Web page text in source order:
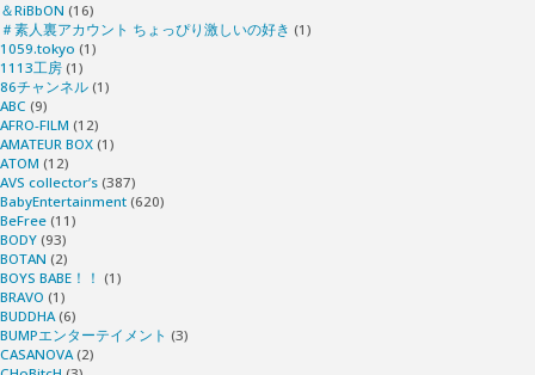
＆RiBbON (16)
＃素人裏アカウント ちょっぴり激しいの好き (1)
1059.tokyo (1)
1113工房 (1)
86チャンネル (1)
ABC (9)
AFRO-FILM (12)
AMATEUR BOX (1)
ATOM (12)
AVS collector’s (387)
BabyEntertainment (620)
BeFree (11)
BODY (93)
BOTAN (2)
BOYS BABE！！ (1)
BRAVO (1)
BUDDHA(6)
BUMPエンターテイメント (3)
CASANOVA(2)